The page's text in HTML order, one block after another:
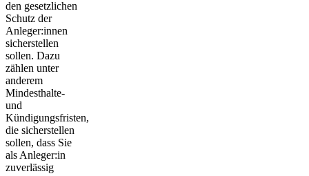
den gesetzlichen
Schutz der
Anleger:innen
sicherstellen
sollen. Dazu
zählen unter
anderem
Mindesthalte-
und
Kündigungsfristen,
die sicherstellen
sollen, dass Sie
als Anleger:in
zuverlässig